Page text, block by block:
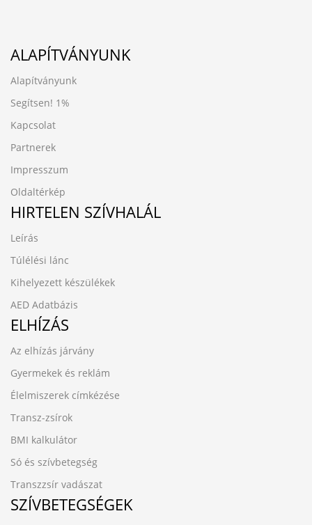
ALAPÍTVÁNYUNK
Alapítványunk
Segítsen! 1%
Kapcsolat
Partnerek
Impresszum
Oldaltérkép
HIRTELEN SZÍVHALÁL
Leírás
Túlélési lánc
Kihelyezett készülékek
AED Adatbázis
ELHÍZÁS
Az elhízás járvány
Gyermekek és reklám
Élelmiszerek címkézése
Transz-zsírok
BMI kalkulátor
Só és szívbetegség
Transzzsír vadászat
SZÍVBETEGSÉGEK